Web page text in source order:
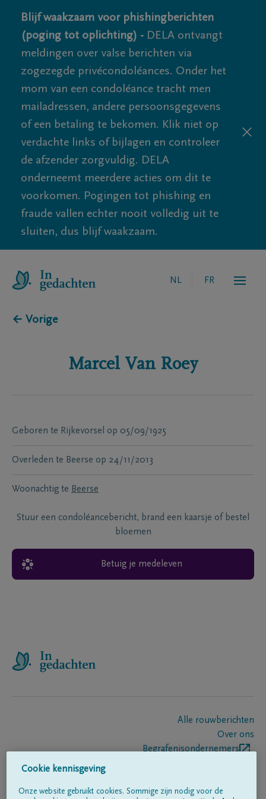
Blijf waakzaam voor phishingberichten
(poging tot oplichting) - DELA ontvangt
meldingen over valse berichten via
zogezegde privécondoléances. Onder het
mom van een condoléance tracht men
mailadressen, andere persoonsgegevens
of een betaling te bekomen. Klik niet op
verdachte links of bijlagen en controleer
de afzender zorgvuldig. DELA
onderneemt meerdere acties om dit te
voorkomen. Pogingen tot phishing en
fraude vallen echter nooit volledig uit te
sluiten, dus blijf waakzaam.
NL FR
← Vorige
Marcel Van Roey
Geboren te Rijkevorsel op 05/09/1925
Overleden te Beerse op 24/11/2013
Woonachtig te Beerse
Stuur een condoléancebericht, brand een kaarsje of bestel
bloemen
Betuig je medeleven
Alle rouwberichten
Over ons
Begrafenisondernemers
Cookie kennisgeving
Onze website gebruikt cookies. Sommige zijn nodig voor de